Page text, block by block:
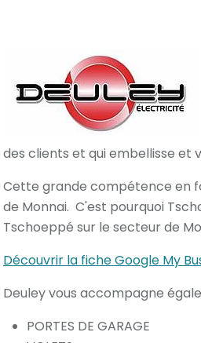
des clients et qui embellisse et
Cette grande compétence en
de Monnai. C'est pourquoi
Tschoeppé sur le secteur de
Découvrir la fiche Google My
Deuley vous accompagne
PORTES DE GARAGE